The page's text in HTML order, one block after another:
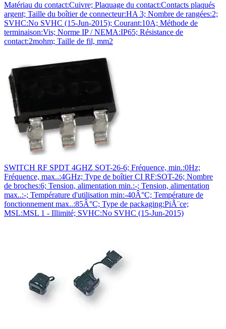
Matériau du contact:Cuivre; Plaquage du contact:Contacts plaqués
argent; Taille du boîtier de connecteur:HA 3; Nombre de rangées:2;
SVHC:No SVHC (15-Jun-2015); Courant:10A; Méthode de
terminaison:Vis; Norme IP / NEMA:IP65; Résistance de
contact:2mohm; Taille de fil, mm2
SWITCH RF SPDT 4GHZ SOT-26-6; Fréquence, min.:0Hz;
Fréquence, max..:4GHz; Type de boîtier CI RF:SOT-26; Nombre
de broches:6; Tension, alimentation min.:-; Tension, alimentation
max..:-; Température d'utilisation min:-40Â°C; Température de
fonctionnement max..:85Â°C; Type de packaging:PiÃ¨ce;
MSL:MSL 1 - Illimité; SVHC:No SVHC (15-Jun-2015)